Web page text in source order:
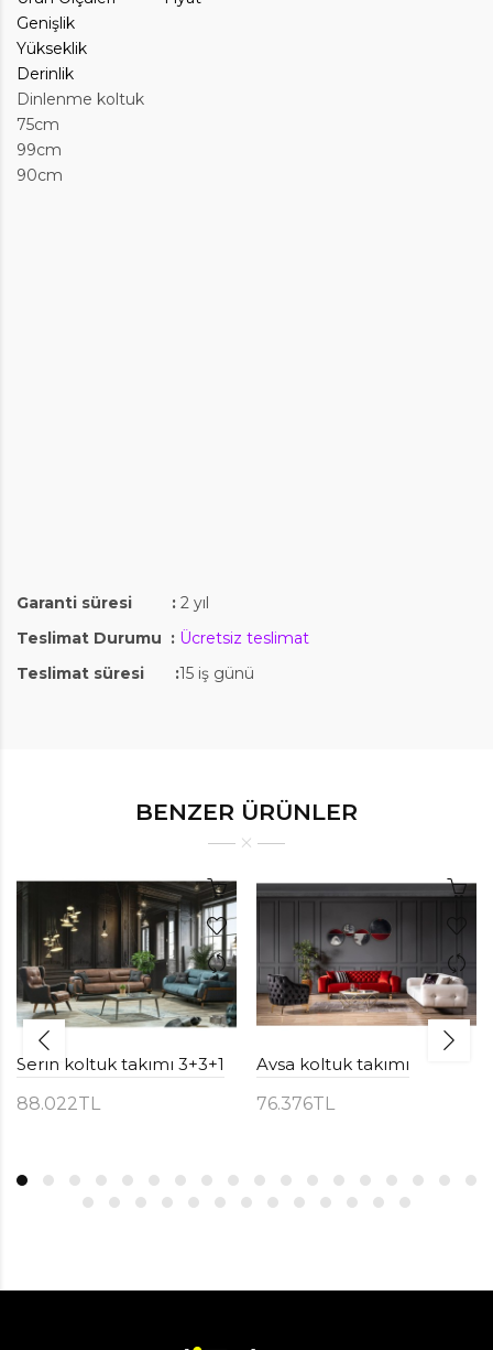
Genişlik
Yükseklik
Derinlik
Dinlenme koltuk
75cm
99cm
90cm
Garanti süresi : 2 yıl
Teslimat Durumu : Ücretsiz teslimat
Teslimat süresi :15 iş günü
BENZER ÜRÜNLER
Serin koltuk takımı 3+3+1
88.022TL
Avsa koltuk takımı
76.376TL